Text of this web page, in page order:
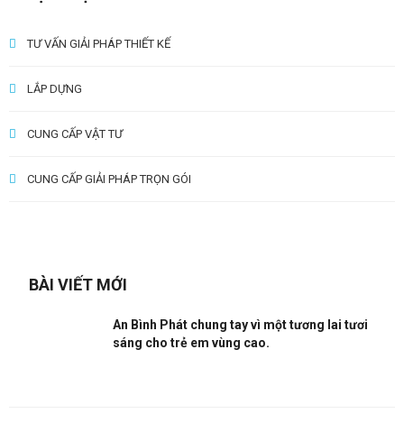
TƯ VẤN GIẢI PHÁP THIẾT KẾ
LẮP DỰNG
CUNG CẤP VẬT TƯ
CUNG CẤP GIẢI PHÁP TRỌN GÓI
BÀI VIẾT MỚI
An Bình Phát chung tay vì một tương lai tươi
sáng cho trẻ em vùng cao.